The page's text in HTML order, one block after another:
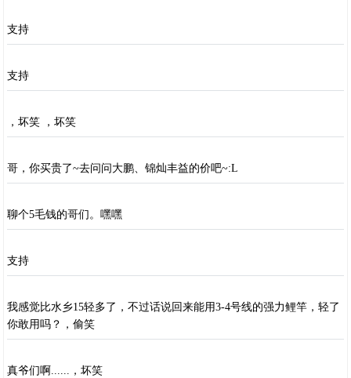
支持
支持
，坏笑 ，坏笑
哥，你买贵了~去问问大鹏、锦灿丰益的价吧~:L
聊个5毛钱的哥们。嘿嘿
支持
我感觉比水乡15轻多了，不过话说回来能用3-4号线的强力鲤竿，轻了
你敢用吗？，偷笑
真爷们啊......，坏笑